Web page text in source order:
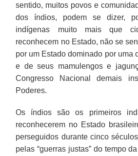
sentido, muitos povos e
dos índios, podem se dizer,
indígenas muito mais que
reconhecem no Estado, não se
por um Estado dominado por uma
e de seus mamulengos e
Congresso Nacional demais
Poderes.
Os índios são os primeiros
reconhecerem no Estado
perseguidos durante cinco
pelas “guerras justas” do tempo